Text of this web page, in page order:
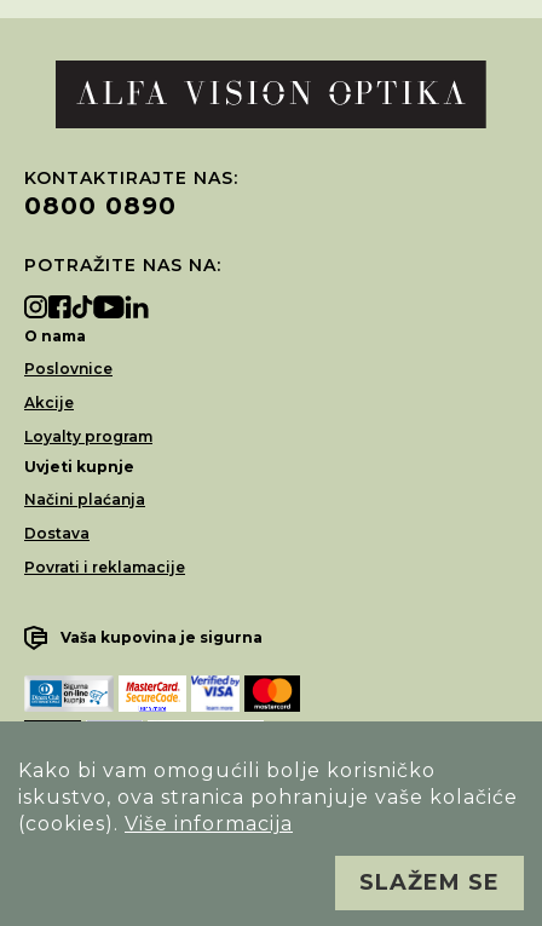
Kako bi vam omogućili bolje korisničko
iskustvo, ova stranica pohranjuje vaše kolačiće
(cookies). Više informacija
SLAŽEM SE
KONTAKTIRAJTE NAS:
0800 0890
POTRAŽITE NAS NA:
O nama
Poslovnice
Akcije
Loyalty program
Uvjeti kupnje
Načini plaćanja
Dostava
Povrati i reklamacije
Vaša kupovina je sigurna
Opći uvjeti poslovanja
Sva prava pridržana. Alfa Vision optika ©